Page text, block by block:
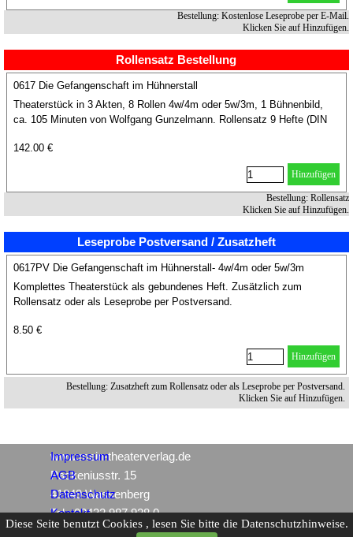
Bestellung: Kostenlose Leseprobe per E-Mail.
Klicken Sie auf Hinzufügen.
Rollensatz Bestellung
0617 Die Gefangenschaft im Hühnerstall
Theaterstück in 3 Akten, 8 Rollen 4w/4m oder 5w/3m, 1 Bühnenbild,
ca. 105 Minuten von Wolfgang Gunzelmann. Rollensatz 9 Hefte (DIN
142.00 €
Hinzufügen
Bestellung: Rollensatz
Klicken Sie auf Hinzufügen.
Leseprobe Postversand / Zusatzheft
0617PV Die Gefangenschaft im Hühnerstall- 4w/4m oder 5w/3m
Komplettes Theaterstück als gebundenes Heft. Zusätzlich zum
Rollensatz oder als Leseprobe per Postversand.
8.50 €
Hinzufügen
Bestellung: Zusatzheft zum Rollensatz oder als Leseprobe per Postversand.
Klicken Sie auf Hinzufügen.
www.mein-theaterverlag.de
Packeniusstr. 15
41849 Wassenberg
Tel.: 02432 987 928 0
Impressum
AGB
Datenschutz
Kontakt
Diese Seite benutzt Cookies , lesen Sie bitte die Datenschutzhinweise.